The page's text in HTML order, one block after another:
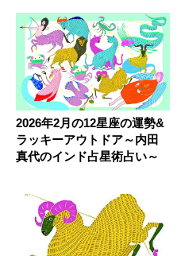
2026年2月の12星座の運勢&
ラッキーアウトドア～内田
真代のインド占星術占い～